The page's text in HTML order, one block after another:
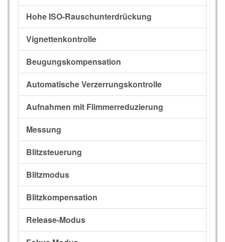
Hohe ISO-Rauschunterdrückung
Vignettenkontrolle
Beugungskompensation
Automatische Verzerrungskontrolle
Aufnahmen mit Flimmerreduzierung
Messung
Blitzsteuerung
Blitzmodus
Blitzkompensation
Release-Modus